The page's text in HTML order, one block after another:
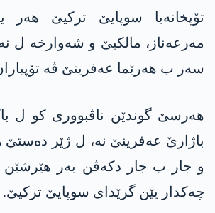
تۆپخانەیا سوپایێ ترکیێ
مەرعەناز، مالکیێ و شەوارخە ل
سەر ب ھەرێما عەفرینێ ڤه‌
ھەرسێ گوندێن ناڤبووری کو ل
باژارێ عەفرینێ نه‌، ل ژێر دەستێ
و جار ب جار دكه‌ڤن به‌ر هێرشێن
چه‌كدار یێن گرێدای سوپایێ تركیێ.